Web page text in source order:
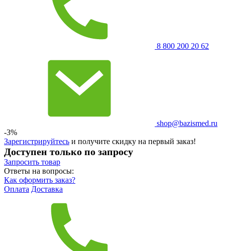
8 800 200 20 62
shop@bazismed.ru
-3%
Зарегистрируйтесь и получите скидку на первый заказ!
Доступен только по запросу
Запросить товар
Ответы на вопросы:
Как оформить заказ?
Оплата Доставка